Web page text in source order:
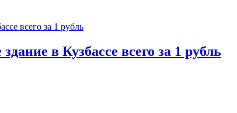
в Кузбассе всего за 1 рубль